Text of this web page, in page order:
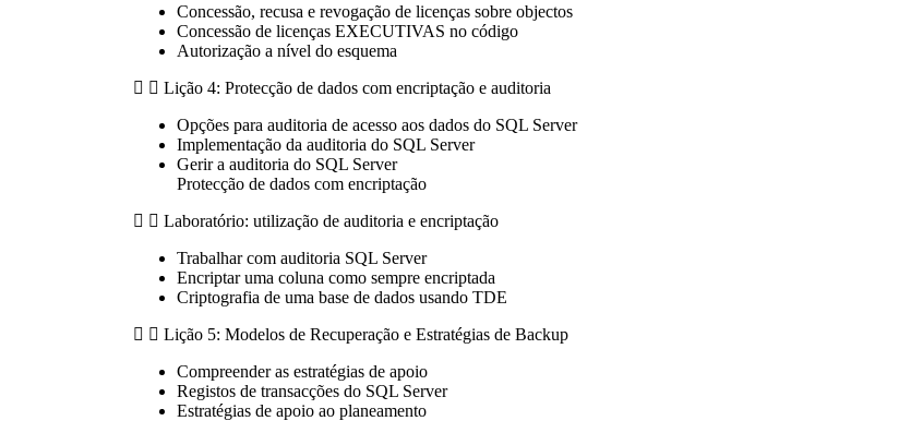
Concessão, recusa e revogação de licenças sobre objectos
Concessão de licenças EXECUTIVAS no código
Autorização a nível do esquema
Lição 4: Protecção de dados com encriptação e auditoria
Opções para auditoria de acesso aos dados do SQL Server
Implementação da auditoria do SQL Server
Gerir a auditoria do SQL Server
Protecção de dados com encriptação
Laboratório: utilização de auditoria e encriptação
Trabalhar com auditoria SQL Server
Encriptar uma coluna como sempre encriptada
Criptografia de uma base de dados usando TDE
Lição 5: Modelos de Recuperação e Estratégias de Backup
Compreender as estratégias de apoio
Registos de transacções do SQL Server
Estratégias de apoio ao planeamento